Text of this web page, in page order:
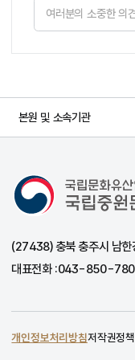
본원 및 소속기관
국립중원문화유산연구소
(27438) 충북 충주시 남
대표전화 :043-850-
개인정보처리방침저작권정책